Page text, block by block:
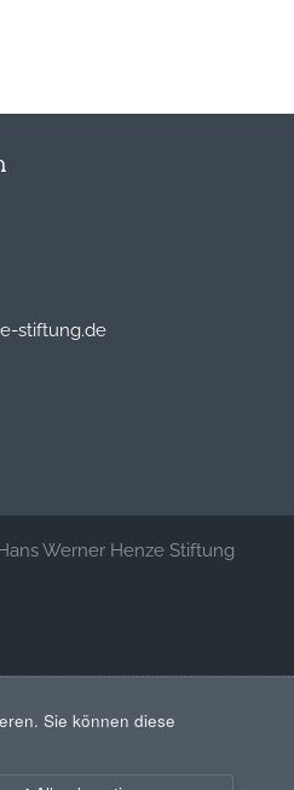
stiftung.de
Werner Henze Stiftung
Sie können diese